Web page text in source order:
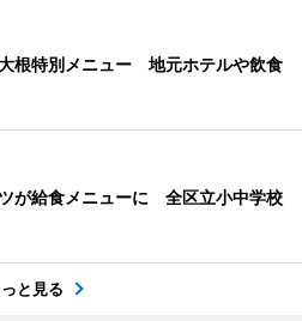
根特別メニュー 地元ホテルや飲食
が給食メニューに 全区立小中学校
と見る